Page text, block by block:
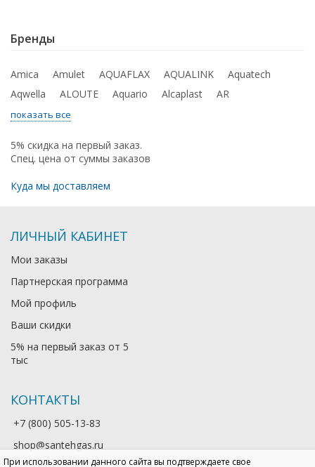
При использовании данного сайта вы подтверждаете свое
Бренды
Amica Amulet AQUAFLAX AQUALINK
Aquatech
Aqwella
ALOUTE Aquario Alcaplast AR
показать все
5% скидка на первый заказ.
Спец. цена от суммы заказов
Куда мы доставляем
ЛИЧНЫЙ КАБИНЕТ
Мои заказы
Партнерская программа
Мой профиль
Ваши скидки
5% на первый заказ от 5
тыс
КОНТАКТЫ
+7 (800) 505-13-83
shop@santehgas.ru